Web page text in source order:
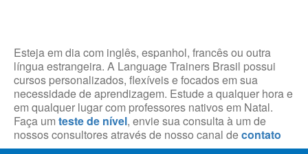
Esteja em dia com inglês, espanhol, francês ou outra
língua estrangeira. A Language Trainers Brasil possui
cursos personalizados, flexíveis e focados em sua
necessidade de aprendizagem. Estude a qualquer hora e
em qualquer lugar com professores nativos em Natal.
Faça um teste de nível, envie sua consulta à um de
nossos consultores através de nosso canal decontato